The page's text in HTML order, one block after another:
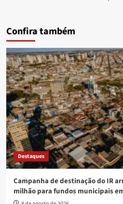
Confira também
Destaques
Campanha de destinação do IR
milhão para fundos municipais